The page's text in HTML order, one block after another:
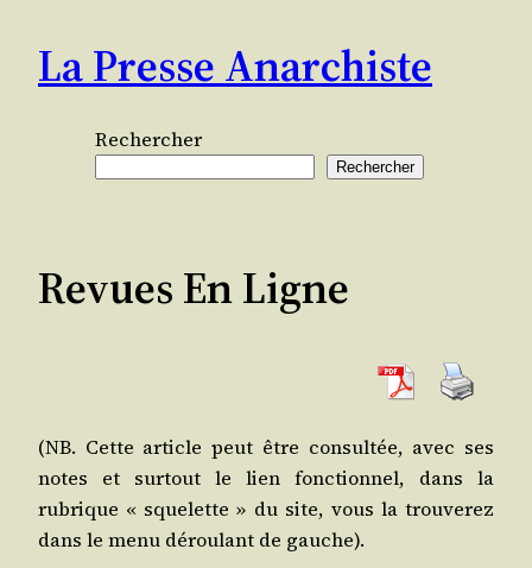
contenu
La Presse Anarchiste
Rechercher
Rechercher
Revues En Ligne
(NB. Cette article peut être consul­tée, avec ses
notes et sur­tout le lien fonc­tion­nel, dans la
rubrique « sque­lette » du site, vous la trou­ve­rez
dans le menu dérou­lant de gauche).